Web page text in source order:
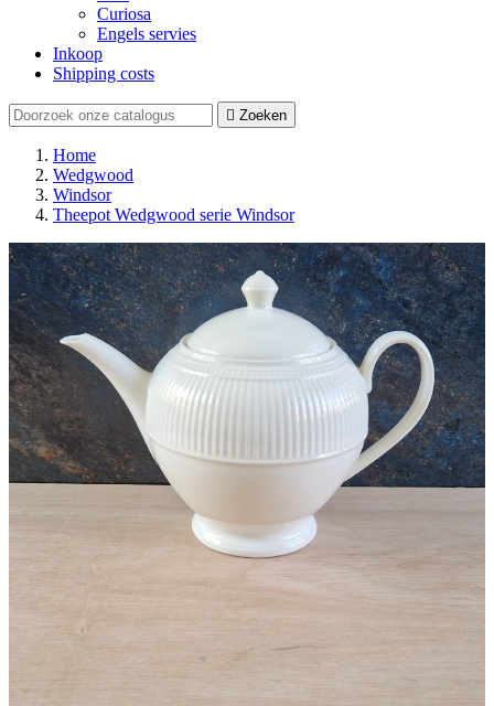
Curiosa
Engels servies
Inkoop
Shipping costs
 Zoeken
Home
Wedgwood
Windsor
Theepot Wedgwood serie Windsor